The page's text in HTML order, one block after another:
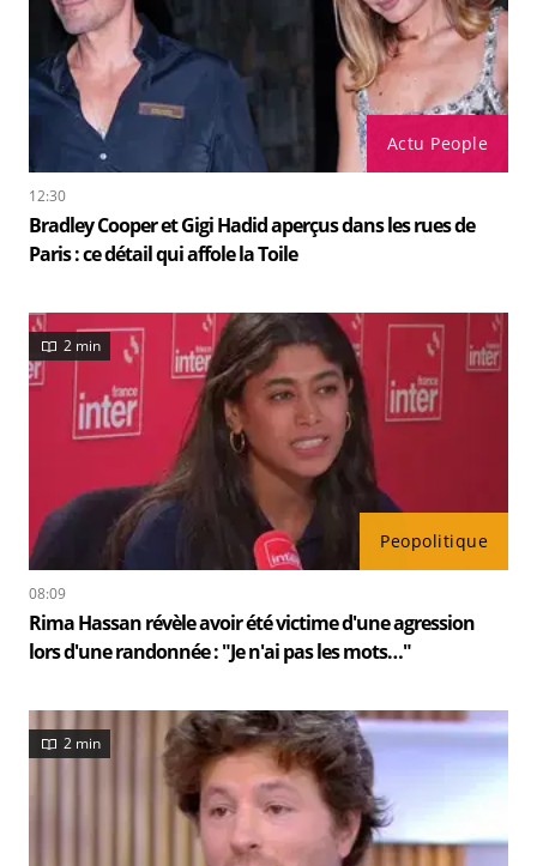
Actu People
12:30
Bradley Cooper et Gigi Hadid aperçus dans les rues de
Paris : ce détail qui affole la Toile
Peopolitique
2 min
08:09
Rima Hassan révèle avoir été victime d'une agression
lors d'une randonnée : "Je n'ai pas les mots…"
2 min